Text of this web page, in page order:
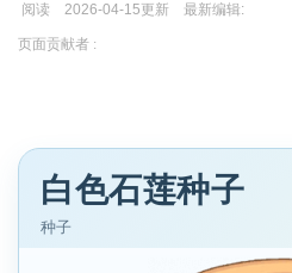
阅读 2026-04-15更新 最新编辑:
跳
跳
页面贡献者 :
白色石莲种子
种子